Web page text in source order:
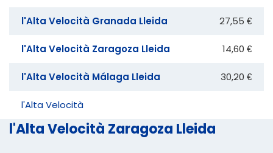
l'Alta Velocità Granada Lleida 27,55 €
l'Alta Velocità Zaragoza Lleida 14,60 €
l'Alta Velocità Málaga Lleida 30,20 €
l'Alta Velocità
l'Alta Velocità Zaragoza Lleida